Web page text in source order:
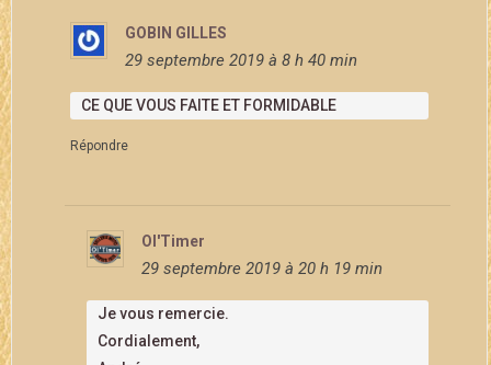
GOBIN GILLES
29 septembre 2019 à 8 h 40 min
CE QUE VOUS FAITE ET FORMIDABLE
Répondre
Ol'Timer
29 septembre 2019 à 20 h 19 min
Je vous remercie.
Cordialement,